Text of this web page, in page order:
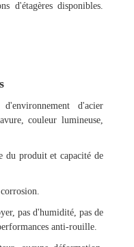
d'étagères disponibles.
d'acier
couleur lumineuse,
du produit et capacité de
pas d'humidité, pas de
anti-rouille.